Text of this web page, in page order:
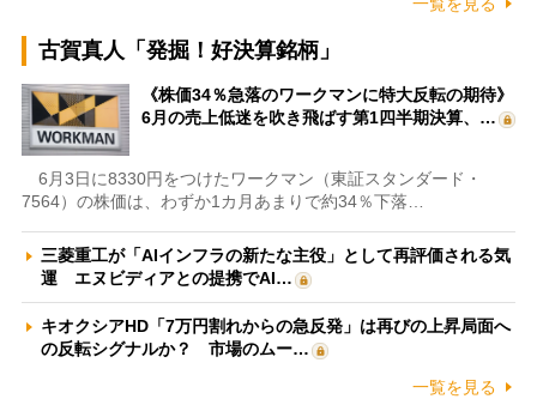
一覧を見る
古賀真人「発掘！好決算銘柄」
《株価34％急落のワークマンに特大反転の期待》
6月の売上低迷を吹き飛ばす第1四半期決算、…
6月3日に8330円をつけたワークマン（東証スタンダード・
7564）の株価は、わずか1カ月あまりで約34％下落…
三菱重工が「AIインフラの新たな主役」として再評価される気
運 エヌビディアとの提携でAI…
キオクシアHD「7万円割れからの急反発」は再びの上昇局面へ
の反転シグナルか？ 市場のムー…
一覧を見る